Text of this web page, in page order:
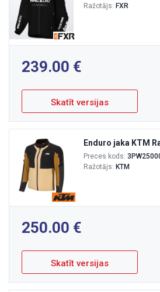
Ražotājs: FXR
239.00
Skatīt versijas
Enduro jaka KTM
Preces kods:
Ražotājs: KTM
250.00
Skatīt versijas